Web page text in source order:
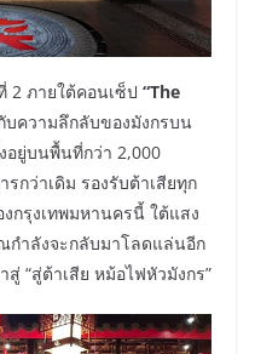
2 ภายใต้คอนเซ็ป “The
บความลึกลับของมังกรบน
อยู่บนพื้นที่กว่า 2,000
รกว่าเดิม รองรับต้าเสียทุก
กรุงเทพมหานครนี้ ใต้แสง
กำลังจะกลับมาโลดแล่นอีก
“สู่ต้าเสีย หม้อไฟหัวมังกร”